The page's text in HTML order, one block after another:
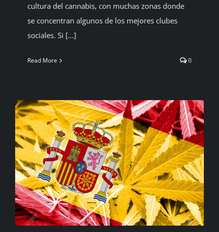
cultura del cannabis, con muchas zonas donde
se concentran algunos de los mejores clubes
sociales. Si [...]
Read More 0